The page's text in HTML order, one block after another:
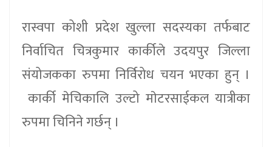
रास्वपा कोशी प्रदेश खुल्ला सदस्यका तर्फबाट
निर्वाचित चित्रकुमार कार्कीले उदयपुर जिल्ला
संयोजकका रुपमा निर्विरोध चयन भएका हुन् ।
कार्की मेचिकालि उल्टो माेटरसाईकल यात्रीका
रुपमा चिनिने गर्छन् ।